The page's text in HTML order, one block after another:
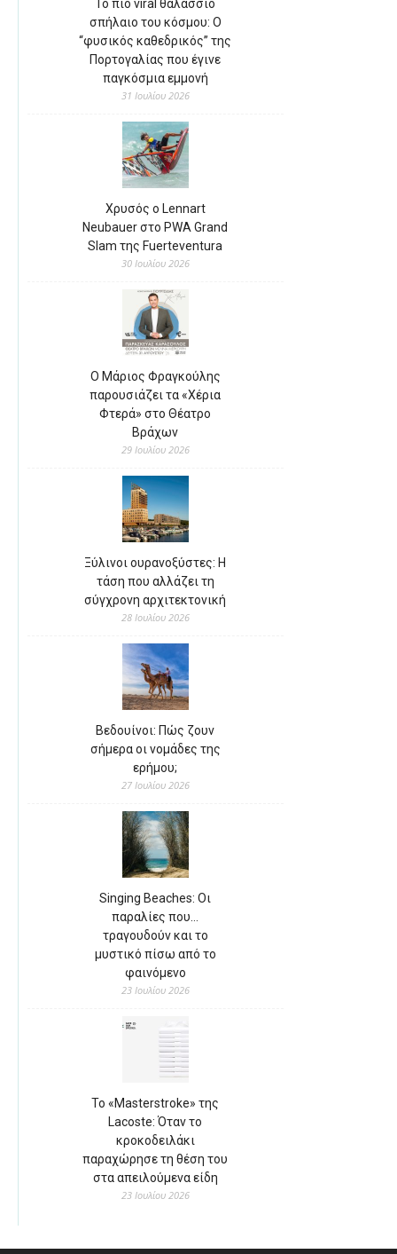
Το πιο viral θαλάσσιο
σπήλαιο του κόσμου: Ο
“φυσικός καθεδρικός” της
Πορτογαλίας που έγινε
παγκόσμια εμμονή
31 Ιουλίου 2026
Χρυσός ο Lennart
Neubauer στο PWA Grand
Slam της Fuerteventura
30 Ιουλίου 2026
Ο Μάριος Φραγκούλης
παρουσιάζει τα «Χέρια
Φτερά» στο Θέατρο
Βράχων
29 Ιουλίου 2026
Ξύλινοι ουρανοξύστες: Η
τάση που αλλάζει τη
σύγχρονη αρχιτεκτονική
28 Ιουλίου 2026
Βεδουίνοι: Πώς ζουν
σήμερα οι νομάδες της
ερήμου;
27 Ιουλίου 2026
Singing Beaches: Οι
παραλίες που…
τραγουδούν και το
μυστικό πίσω από το
φαινόμενο
23 Ιουλίου 2026
Το «Masterstroke» της
Lacoste: Όταν το
κροκοδειλάκι
παραχώρησε τη θέση του
στα απειλούμενα είδη
23 Ιουλίου 2026